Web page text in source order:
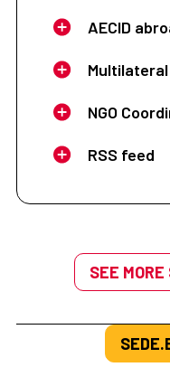
AECID
NGO
RSS feed
SEE